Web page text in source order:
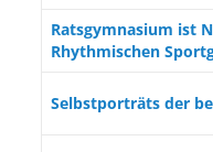
Ratsgymnasium ist
Rhythmischen
Selbstporträts der